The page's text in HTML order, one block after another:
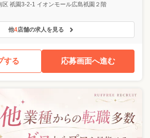
区 祇園3-2-1 イオンモール広島祇園２階
他4店舗の求人を見る
する 応募画面へ進む